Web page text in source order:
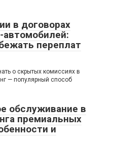
в договорах
автомобилей:
переплат
о скрытых комиссиях в
— популярный способ
обслуживание в
премиальных
и